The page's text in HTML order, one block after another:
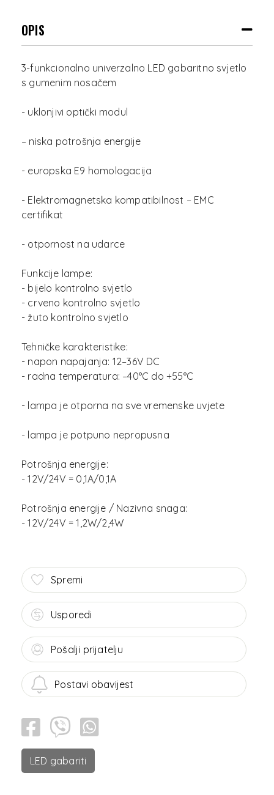
OPIS
3-funkcionalno univerzalno LED gabaritno svjetlo
s gumenim nosačem
- uklonjivi optički modul
– niska potrošnja energije
- europska E9 homologacija
- Elektromagnetska kompatibilnost – EMC
certifikat
- otpornost na udarce
Funkcije lampe:
- bijelo kontrolno svjetlo
- crveno kontrolno svjetlo
- žuto kontrolno svjetlo
Tehničke karakteristike:
- napon napajanja: 12–36V DC
- radna temperatura: –40°C do +55°C
- lampa je otporna na sve vremenske uvjete
- lampa je potpuno nepropusna
Potrošnja energije:
- 12V/24V = 0,1A/0,1A
Potrošnja energije / Nazivna snaga:
Spremi
Usporedi
Pošalji prijatelju
Postavi obavijest
LED gabariti